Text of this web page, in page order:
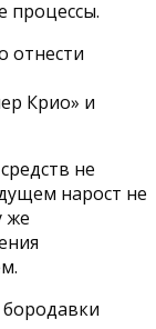
процессы.
отнести
Крио» и
не
нарост не
же